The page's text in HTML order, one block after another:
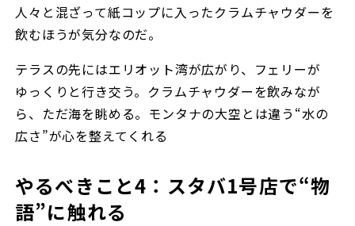
人々と混ざって紙コップに入ったクラムチャウダーを
飲むほうが気分なのだ。
テラスの先にはエリオット湾が広がり、フェリーが
ゆっくりと行き交う。クラムチャウダーを飲みなが
ら、ただ海を眺める。モンタナの大空とは違う“水の
広さ”が心を整えてくれる
やるべきこと4：スタバ1号店で“物
語”に触れる